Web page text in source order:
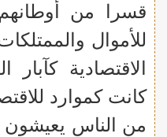
قسرا من
للأموال
الاقتصادية
كانت كموارد
من الناس يعيشون